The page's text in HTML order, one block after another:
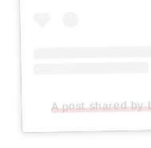
A post shared by